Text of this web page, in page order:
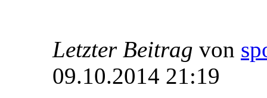
Letzter Beitrag von
09.10.2014 21:19